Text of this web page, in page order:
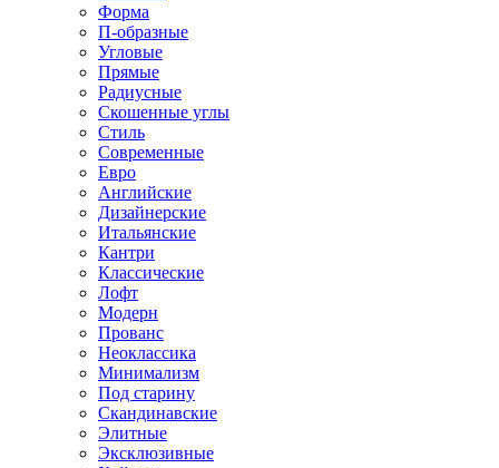
Форма
П-образные
Угловые
Прямые
Радиусные
Скошенные углы
Стиль
Современные
Евро
Английские
Дизайнерские
Итальянские
Кантри
Классические
Лофт
Модерн
Прованс
Неоклассика
Минимализм
Под старину
Скандинавские
Элитные
Эксклюзивные